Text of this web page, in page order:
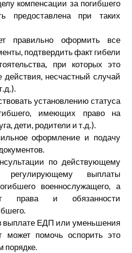
компенсации за погибшего
предоставлена при таких
правильно оформить все
подтвердить факт гибели
при которых это
несчастный случай
установлению статуса
имеющих право на
дети, родители и т.д.).
оформление и подачу
по действующему
регулирующему выплаты
военнослужащего, а
права и обязанности
выплате ЕДП или уменьшения
может помочь оспорить это
порядке.